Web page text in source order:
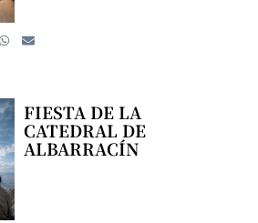
FIESTA DE LA
CATEDRAL DE
ALBARRACÍN